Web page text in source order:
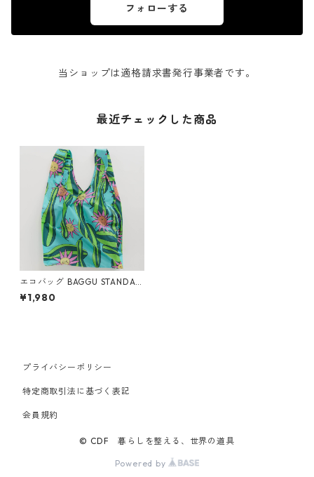
フォローする
当ショップは適格請求書発行事業者です。
最近チェックした商品
エコバッグ BAGGU STANDAR
D スタンダードバグゥ バグー
ズッキーニ
¥1,980
プライバシーポリシー
特定商取引法に基づく表記
会員規約
© CDF 暮らしを整える、世界の道具
Powered by